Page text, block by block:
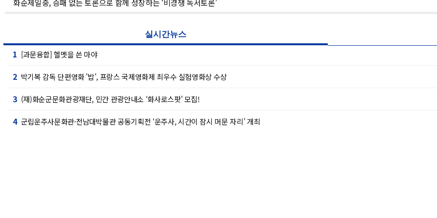
화순제일중, 승패 없는 토론으로 함께 성장하는 ‘비경쟁 독서토론’
실시간뉴스
1 [과문융합] 헬멧을 쓴 마야
2 박기복 감독 단편영화 '밥', 프랑스 국제영화제 최우수 실험영화상 수상
3 (재)화순군문화관광재단, 민간 관광안내소 ‘화사로스팟' 모집!
4 군립운주사문화관·전남대박물관 공동기획전 ‘운주사, 시간이 잠시 머문 자리’ 개최